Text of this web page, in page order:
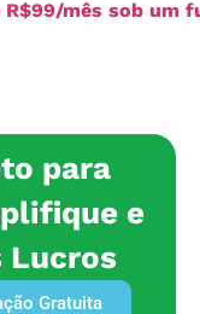
para
e
Lucros
Gratuita